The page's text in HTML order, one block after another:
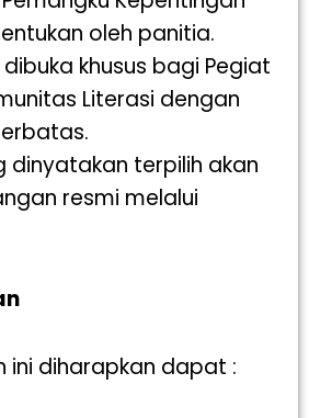
oleh panitia.
khusus bagi Pegiat
Literasi dengan
dinyatakan terpilih akan
resmi melalui
ini diharapkan dapat :